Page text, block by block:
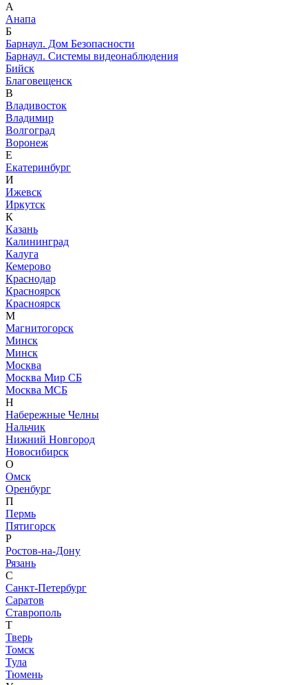
А
Анапа
Б
Барнаул. Дом Безопасности
Барнаул. Системы видеонаблюдения
Бийск
Благовещенск
В
Владивосток
Владимир
Волгоград
Воронеж
Е
Екатеринбург
И
Ижевск
Иркутск
К
Казань
Калининград
Калуга
Кемерово
Краснодар
Красноярск
Красноярск
М
Магнитогорск
Минск
Минск
Москва
Москва Мир СБ
Москва МСБ
Н
Набережные Челны
Нальчик
Нижний Новгород
Новосибирск
О
Омск
Оренбург
П
Пермь
Пятигорск
Р
Ростов-на-Дону
Рязань
С
Санкт-Петербург
Саратов
Ставрополь
Т
Тверь
Томск
Тула
Тюмень